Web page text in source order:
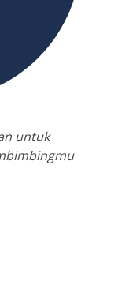
untuk